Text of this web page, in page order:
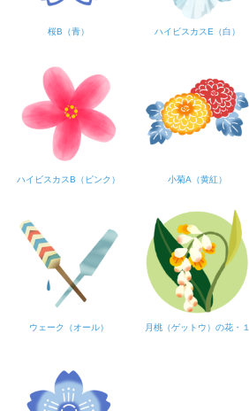
桜B（青） ハイビスカスE（白）
ハイビスカスB（ピンク） 小菊A（黄紅）
ウェーク（オール） 月桃（ゲットウ）の花・１